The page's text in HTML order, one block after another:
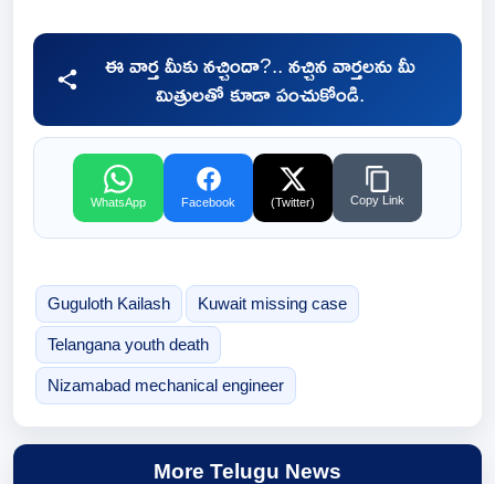
ఈ వార్త మీకు నచ్చిందా?.. నచ్చిన వార్తలను మీ
మిత్రులతో కూడా పంచుకోండి.
WhatsApp Facebook (Twitter) Copy Link
Guguloth Kailash Kuwait missing case
Telangana youth death
Nizamabad mechanical engineer
More Telugu News